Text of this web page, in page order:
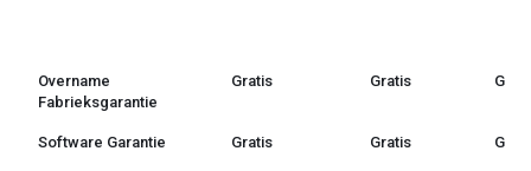
Overname
Fabrieksgarantie
Gratis Gratis
Software Garantie Gratis Gratis